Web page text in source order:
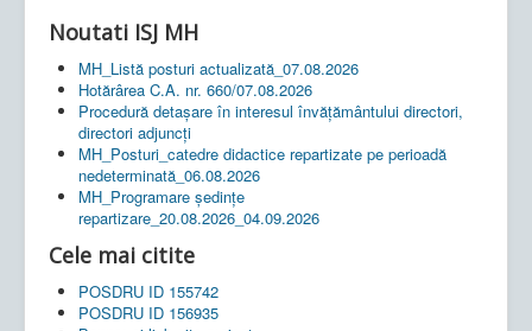
Noutati ISJ MH
MH_Listă posturi actualizată_07.08.2026
Hotărârea C.A. nr. 660/07.08.2026
Procedură detașare în interesul învățământului directori,
directori adjuncți
MH_Posturi_catedre didactice repartizate pe perioadă
nedeterminată_06.08.2026
MH_Programare ședințe
repartizare_20.08.2026_04.09.2026
Cele mai citite
POSDRU ID 155742
POSDRU ID 156935